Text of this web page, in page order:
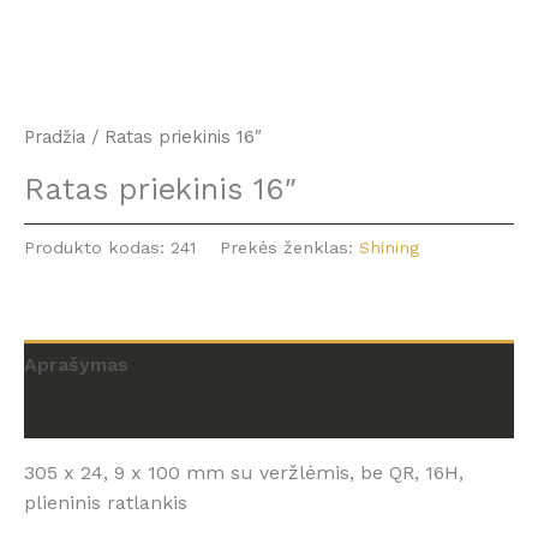
Pradžia / Ratas priekinis 16″
Ratas priekinis 16″
Produkto kodas: 241 Prekės ženklas: Shining
Aprašymas
305 x 24, 9 x 100 mm su veržlėmis, be QR, 16H,
plieninis ratlankis